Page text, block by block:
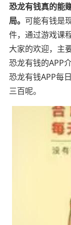
恐龙有钱真的能
局。 可能有钱是
件，通过游戏课
大家的欢迎，主
恐龙有钱的APP
恐龙有钱APP每
三百呢。